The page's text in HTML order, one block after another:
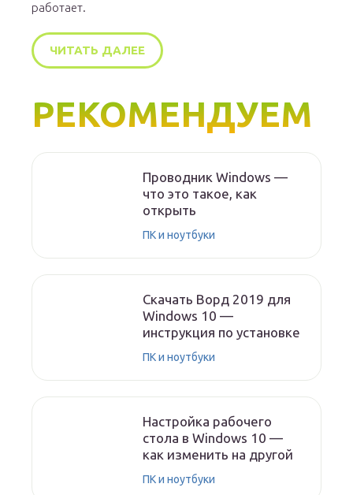
работает.
ЧИТАТЬ ДАЛЕЕ
РЕКОМЕНДУЕМ
Проводник Windows —
что это такое, как
открыть
ПК и ноутбуки
Скачать Ворд 2019 для
Windows 10 —
инструкция по установке
ПК и ноутбуки
Настройка рабочего
стола в Windows 10 —
как изменить на другой
ПК и ноутбуки